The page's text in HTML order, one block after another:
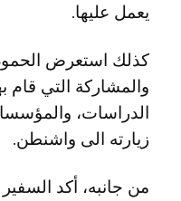
يعمل عليها.
كذلك استعرض
والمشاركة التي قام
الدراسات،
زيارته الى واشنطن.
من جانبه، أكد